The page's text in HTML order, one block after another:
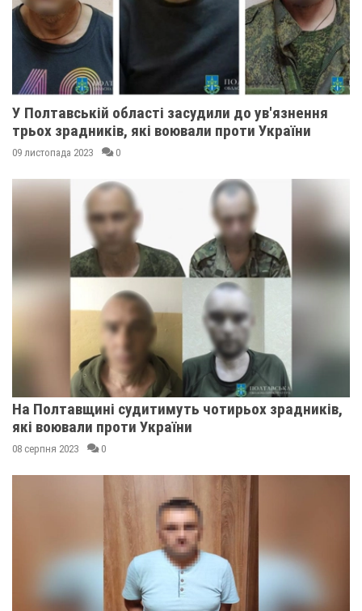
У Полтавській області засудили до ув'язнення
трьох зрадників, які воювали проти України
09 листопада 2023 0
На Полтавщині судитимуть чотирьох зрадників,
які воювали проти України
08 серпня 2023 0